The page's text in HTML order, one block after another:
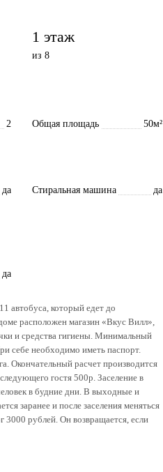
1 этаж
из 8
2 Общая площадь 50м²
да Стиральная машина
да
да
автобуса, который едет до
расположен магазин «Вкус Вилл»,
и средства гигиены. Минимальный
себе необходимо иметь паспорт.
Окончательный расчет производится
гостя 500р. Заселение в
в будние дни. В выходные и
заранее и после заселения меняться
3000 рублей. Он возвращается, если